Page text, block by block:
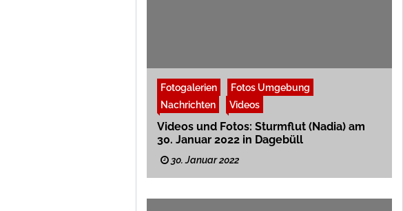
Fotogalerien
Fotos Umgebung
Nachrichten
Videos
Videos und Fotos: Sturmflut (Nadia) am
30. Januar 2022 in Dagebüll
30. Januar 2022